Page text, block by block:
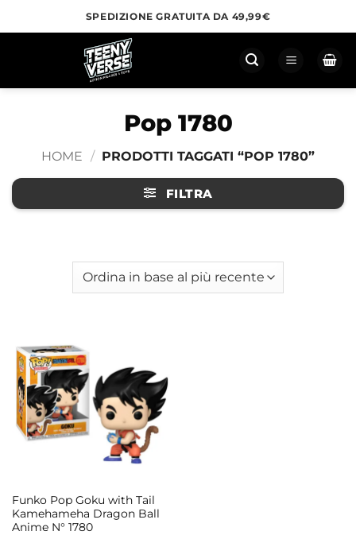
ai
SPEDIZIONE GRATUITA DA 49,99€
Pop 1780
HOME / PRODOTTI TAGGATI “POP 1780”
FILTRA
Funko Pop Goku with Tail
Kamehameha Dragon Ball
Anime N° 1780